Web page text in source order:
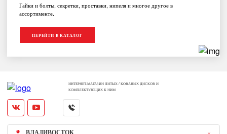
Гайки и болты, секретки, проставки, нипеля и многое другое в
ассортименте.
ПЕРЕЙТИ В КАТАЛОГ
ИНТЕРНЕТ-МАГАЗИН ЛИТЫХ / КОВАНЫХ ДИСКОВ И
КОМПЛЕКТУЮЩИХ К НИМ
ВЛАДИВОСТОК